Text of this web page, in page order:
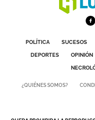
POLÍTICA SUCESOS
DEPORTES
OPINIÓN
¿QUIÉNES SOMOS?